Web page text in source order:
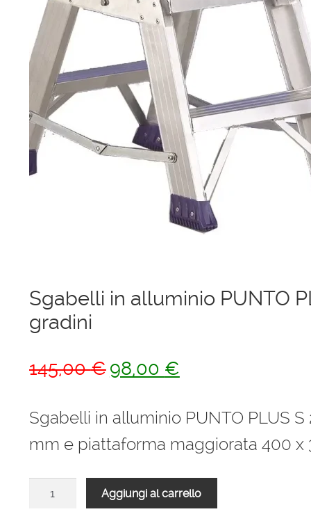
Sollevatori
Ponteggi
Scale in alluminio
Parapetti Ringhiere Balaustre in acciaio e alluminio
Valigie
Sgabelli in alluminio PUNTO
gradini
145,00€ Il
originale
era:
98,00 €
attuale
98,00 €.
Sgabelli in alluminio PUNTO PLUS
mm e piattaforma maggiorata 400 x
Aggiungi al carrello